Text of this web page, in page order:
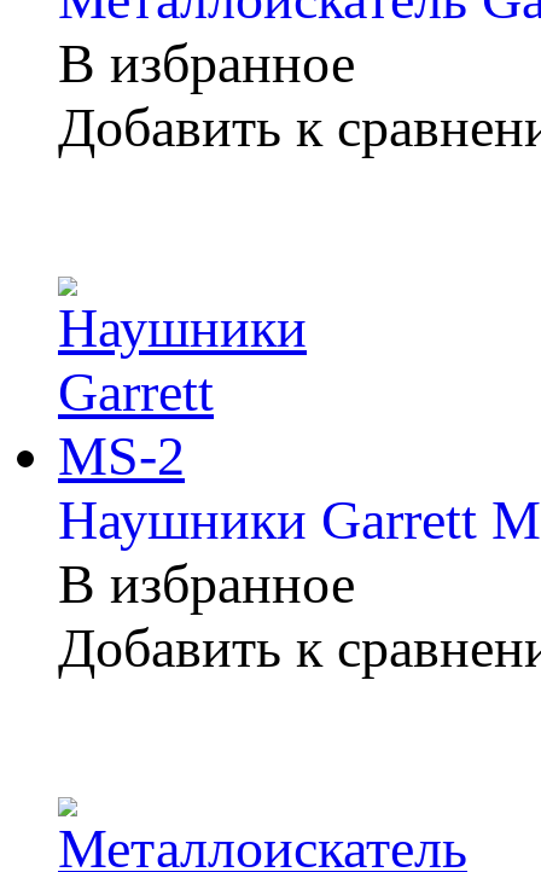
В избранное
Добавить к
Наушники Garrett
В избранное
Добавить к